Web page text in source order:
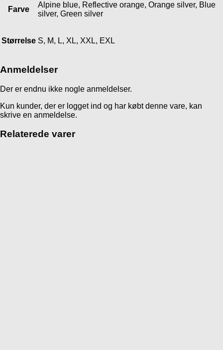
Farve
Alpine blue, Reflective orange, Orange silver, Blue
silver, Green silver
Størrelse S, M, L, XL, XXL, EXL
Anmeldelser
Der er endnu ikke nogle anmeldelser.
Kun kunder, der er logget ind og har købt denne vare, kan
skrive en anmeldelse.
Relaterede varer